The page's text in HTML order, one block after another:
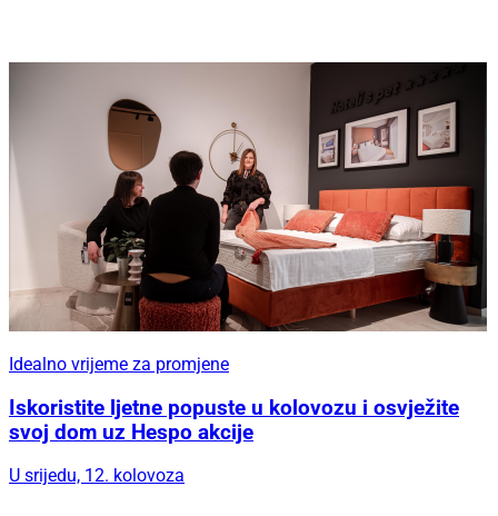
Idealno vrijeme za promjene
Iskoristite ljetne popuste u kolovozu i osvježite
svoj dom uz Hespo akcije
U srijedu, 12. kolovoza